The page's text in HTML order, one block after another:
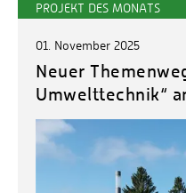
PROJEKT DES MONATS
01. November 2025
Neuer
Umwelttechnik“